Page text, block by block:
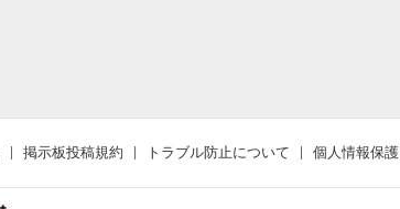
掲示板投稿規約 トラブル防止について 個人情報保護